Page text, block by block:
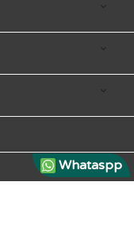



Whataspp